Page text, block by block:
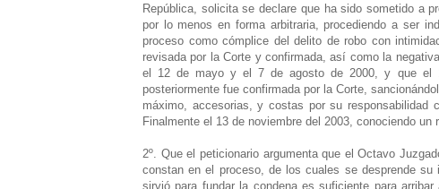
República, solicita se declare que ha sido sometido a
por lo menos en forma arbitraria, procediendo a ser
proceso como cómplice del delito de robo con
revisada por la Corte y confirmada, así como la
el 12 de mayo y el 7 de agosto de 2000, y que el
posteriormente fue confirmada por la Corte,
máximo, accesorias, y costas por su responsabilidad
Finalmente el 13 de noviembre del 2003, conociendo
2º. Que el peticionario argumenta que el Octavo
constan en el proceso, de los cuales se desprende
sirvió para fundar la condena es suficiente para